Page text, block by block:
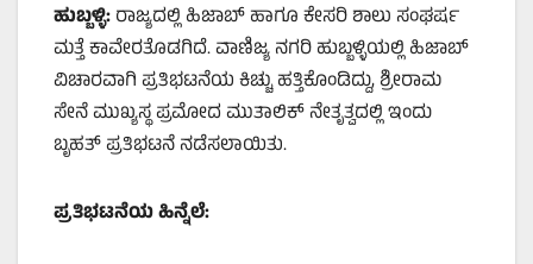
ಹುಬ್ಬಳ್ಳಿ:ರಾಜ್ಯದಲ್ಲಿ ಹಿಜಾಬ್ ಹಾಗೂ ಕೇಸರಿ ಶಾಲು ಸಂಘರ್ಷ
ಮತ್ತೆ ಕಾವೇರತೊಡಗಿದೆ. ವಾಣಿಜ್ಯ ನಗರಿ ಹುಬ್ಬಳ್ಳಿಯಲ್ಲಿ ಹಿಜಾಬ್
ವಿಚಾರವಾಗಿ ಪ್ರತಿಭಟನೆಯ ಕಿಚ್ಚು ಹತ್ತಿಕೊಂಡಿದ್ದು, ಶ್ರೀರಾಮ
ಸೇನೆ ಮುಖ್ಯಸ್ಥ ಪ್ರಮೋದ ಮುತಾಲಿಕ್ ನೇತೃತ್ವದಲ್ಲಿ ಇಂದು
ಬೃಹತ್ ಪ್ರತಿಭಟನೆ ನಡೆಸಲಾಯಿತು.
ಪ್ರತಿಭಟನೆಯ ಹಿನ್ನೆಲೆ: